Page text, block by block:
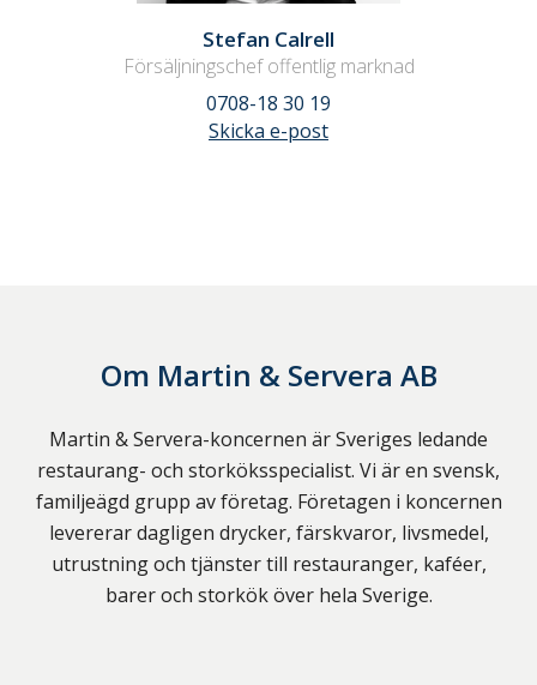
Stefan Calrell
Försäljningschef offentlig marknad
0708-18 30 19
Skicka e-post
Om Martin & Servera AB
Martin & Servera-koncernen är Sveriges ledande
restaurang- och storköksspecialist. Vi är en svensk,
familjeägd grupp av företag. Företagen i koncernen
levererar dagligen drycker, färskvaror, livsmedel,
utrustning och tjänster till restauranger, kaféer,
barer och storkök över hela Sverige.